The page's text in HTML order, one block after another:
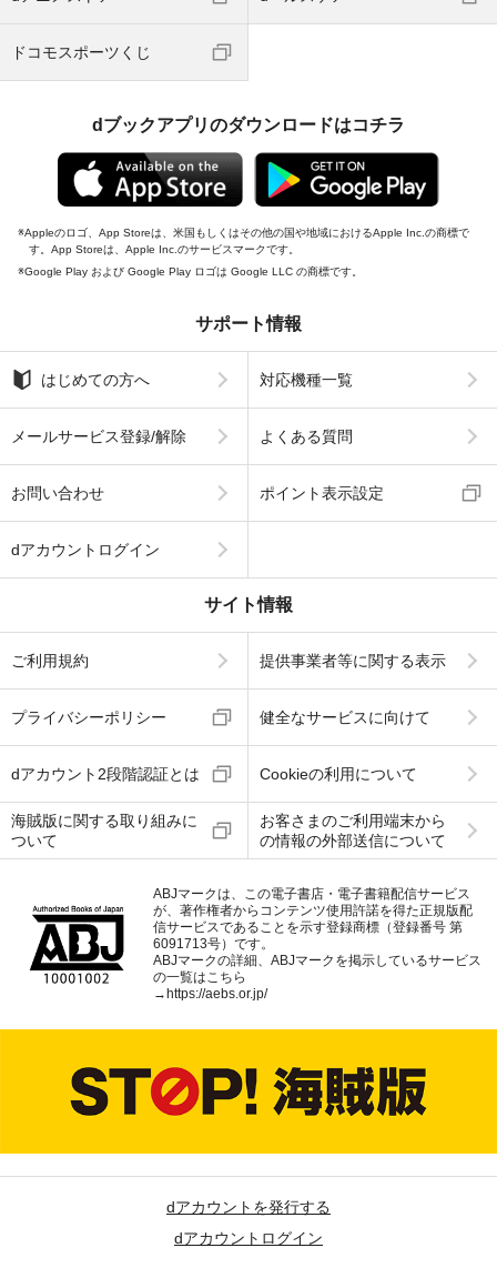
ドコモスポーツくじ
dブックアプリのダウンロードはコチラ
Appleのロゴ、App Storeは、米国もしくはその他の国や地域におけるApple Inc.の商標で
す。App Storeは、Apple Inc.のサービスマークです。
Google Play および Google Play ロゴは Google LLC の商標です。
サポート情報
はじめての方へ 対応機種一覧
メールサービス登録/解除 よくある質問
お問い合わせ ポイント表示設定
dアカウントログイン
サイト情報
ご利用規約 提供事業者等に関する表示
プライバシーポリシー 健全なサービスに向けて
dアカウント2段階認証とは Cookieの利用について
海賊版に関する取り組みに
ついて
お客さまのご利用端末から
の情報の外部送信について
ABJマークは、この電子書店・電子書籍配信サービス
が、著作権者からコンテンツ使用許諾を得た正規版配
信サービスであることを示す登録商標（登録番号 第
6091713号）です。
ABJマークの詳細、ABJマークを掲示しているサービス
の一覧はこちら
→ https://aebs.or.jp/
dアカウントを発行する
dアカウントログイン